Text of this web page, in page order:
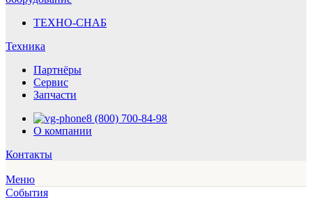
ТЕХНО-СНАБ
Техника
Партнёры
Сервис
Запчасти
8 (800) 700-84-98
О компании
Контакты
Меню
События